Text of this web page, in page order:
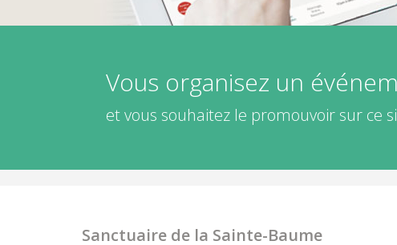
Vous organisez un
et vous souhaitez le promouvoir sur ce
Sanctuaire de la Sainte-Baume